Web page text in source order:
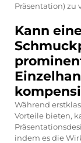
Präsentation) zu
Kann
Während
Vorteile bieten,
indem es die